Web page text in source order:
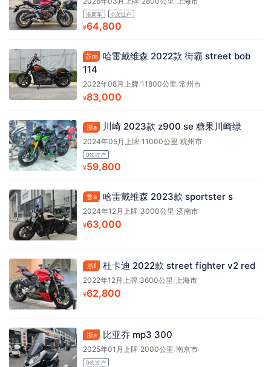
准新车 0次过户
¥64,800
苏m
哈雷戴维森 2022款 街霸 street bob
114
2022年08月上牌/11800公里 /常州市
¥83,000
浙a 川崎 2023款 z900 se 糖果川崎绿
2024年05月上牌/11000公里 /杭州市
0次过户
¥59,800
鲁a 哈雷戴维森 2023款 sportster s
2024年12月上牌/3000公里 /济南市
¥63,000
浙f 杜卡迪 2022款 street fighter v2 red
2022年12月上牌/3600公里 /上海市
¥62,800
浙a 比亚乔 mp3 300
2025年01月上牌/2000公里 /南京市
0次过户